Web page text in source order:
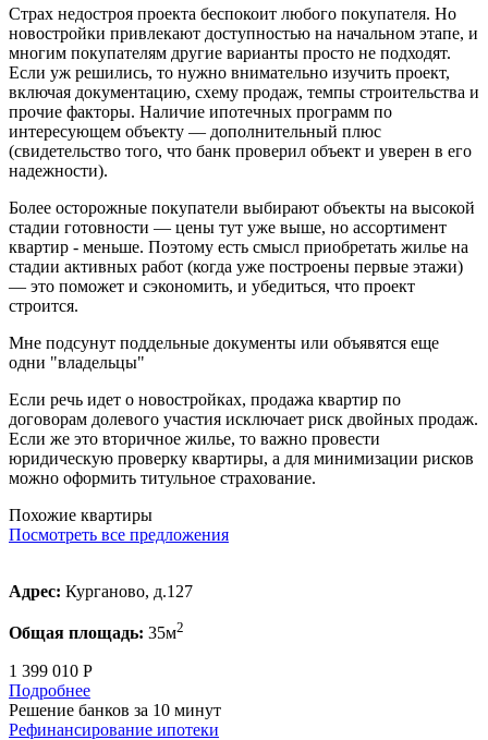
Страх недостроя проекта беспокоит любого покупателя. Но
новостройки привлекают доступностью на начальном этапе, и
многим покупателям другие варианты просто не подходят.
Если уж решились, то нужно внимательно изучить проект,
включая документацию, схему продаж, темпы строительства и
прочие факторы. Наличие ипотечных программ по
интересующем объекту — дополнительный плюс
(свидетельство того, что банк проверил объект и уверен в его
надежности).
Более осторожные покупатели выбирают объекты на высокой
стадии готовности — цены тут уже выше, но ассортимент
квартир - меньше. Поэтому есть смысл приобретать жилье на
стадии активных работ (когда уже построены первые этажи)
— это поможет и сэкономить, и убедиться, что проект
строится.
Мне подсунут поддельные документы или объявятся еще
одни "владельцы"
Если речь идет о новостройках, продажа квартир по
договорам долевого участия исключает риск двойных продаж.
Если же это вторичное жилье, то важно провести
юридическую проверку квартиры, а для минимизации рисков
можно оформить титульное страхование.
Похожие квартиры
Посмотреть все предложения
Адрес: Курганово, д.127
Общая площадь: 35м2
1 399 010 Р
Подробнее
Решение банков за 10 минут
Рефинансирование ипотеки